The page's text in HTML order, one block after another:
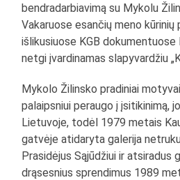
bendradarbiavimą su Mykolu
Vakaruose esančių meno kūrinių
išlikusiuose KGB
netgi įvardinamas slapyvardžiu
Mykolo Žilinsko pradiniai
palaipsniui peraugo į įsitikinimą,
Lietuvoje, todėl 1979 metais
gatvėje atidaryta galerija
Prasidėjus Sąjūdžiui ir atsiradus
drąsesnius sprendimus 1989